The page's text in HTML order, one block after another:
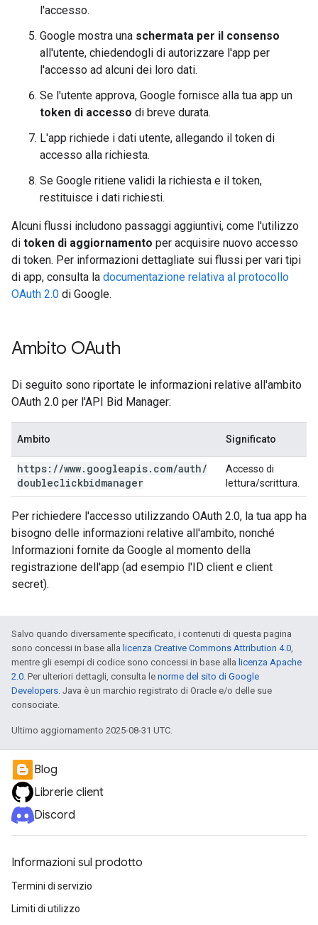
l'accesso.
Google mostra una schermata per il consenso
all'utente, chiedendogli di autorizzare l'app per
l'accesso ad alcuni dei loro dati.
Se l'utente approva, Google fornisce alla tua app un
token di accesso di breve durata.
L'app richiede i dati utente, allegando il token di
accesso alla richiesta.
Se Google ritiene validi la richiesta e il token,
restituisce i dati richiesti.
Alcuni flussi includono passaggi aggiuntivi, come l'utilizzo
di token di aggiornamento per acquisire nuovo accesso
di token. Per informazioni dettagliate sui flussi per vari tipi
di app, consulta la documentazione relativa al protocollo
OAuth 2.0 di Google.
Ambito OAuth
Di seguito sono riportate le informazioni relative all'ambito
OAuth 2.0 per l'API Bid Manager:
Ambito Significato
https: //www. googleapis. com/auth/
doubleclickbidmanager
Accesso di
lettura/scrittura.
Per richiedere l'accesso utilizzando OAuth 2.0, la tua app ha
bisogno delle informazioni relative all'ambito, nonché
Informazioni fornite da Google al momento della
registrazione dell'app (ad esempio l'ID client e client
secret).
Salvo quando diversamente specificato, i contenuti di questa pagina
sono concessi in base alla licenza Creative Commons Attribution 4.0,
mentre gli esempi di codice sono concessi in base alla licenza Apache
2.0. Per ulteriori dettagli, consulta le norme del sito di Google
Developers. Java è un marchio registrato di Oracle e/o delle sue
consociate.
Ultimo aggiornamento 2025-08-31 UTC.
Blog
Librerie client
Discord
Informazioni sul prodotto
Termini di servizio
Limiti di utilizzo